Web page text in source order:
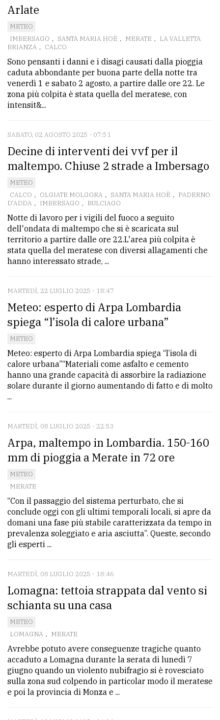
Arlate
METEO
IMBERSAGO , SANTA MARIA HOÈ , MERATE , LA VALLETTA
BRIANZA , CALCO
Sono pensanti i danni e i disagi causati dalla pioggia
caduta abbondante per buona parte della notte tra
venerdì 1 e sabato 2 agosto, a partire dalle ore 22. Le
zona più colpita è stata quella del meratese, con
intensit&...
SABATO, 02 AGOSTO 2025 - 07:51
Decine di interventi dei vvf per il
maltempo. Chiuse 2 strade a Imbersago
METEO
CALCO , OLGIATE MOLGORA , SANTA MARIA HOÈ , PADERNO
D'ADDA , IMBERSAGO , BULCIAGO
Notte di lavoro per i vigili del fuoco a seguito
dell'ondata di maltempo che si è scaricata sul
territorio a partire dalle ore 22.L'area più colpita è
stata quella del meratese con diversi allagamenti che
hanno interessato strade, ...
MARTEDÌ, 22 LUGLIO 2025 - 18:47
Meteo: esperto di Arpa Lombardia
spiega “l’isola di calore urbana”
METEO
Meteo: esperto di Arpa Lombardia spiega “l’isola di
calore urbana”“Materiali come asfalto e cemento
hanno una grande capacità di assorbire la radiazione
solare durante il giorno aumentando di fatto e di molto
...
MARTEDÌ, 08 LUGLIO 2025 - 22:53
Arpa, maltempo in Lombardia. 150-160
mm di pioggia a Merate in 72 ore
METEO
MERATE
“Con il passaggio del sistema perturbato, che si
conclude oggi con gli ultimi temporali locali, si apre da
domani una fase più stabile caratterizzata da tempo in
prevalenza soleggiato e aria asciutta”. Queste, secondo
gli esperti ...
MARTEDÌ, 08 LUGLIO 2025 - 18:46
Lomagna: tettoia strappata dal vento si
schianta su una casa
METEO
LOMAGNA , MERATE
Avrebbe potuto avere conseguenze tragiche quanto
accaduto a Lomagna durante la serata di lunedì 7
giugno quando un violento nubifragio si è rovesciato
sulla zona sud colpendo in particolar modo il meratese
e poi la provincia di Monza e ...